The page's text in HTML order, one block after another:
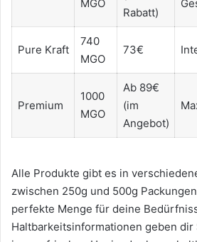
MGO
Rabatt)
Pure Kraft
740
MGO
73€
Premium
1000
MGO
Ab 89€
(im
Angebot)
Alle Produkte gibt es in
zwischen 250g und 500g
perfekte Menge für deine
Haltbarkeitsinformationen geben